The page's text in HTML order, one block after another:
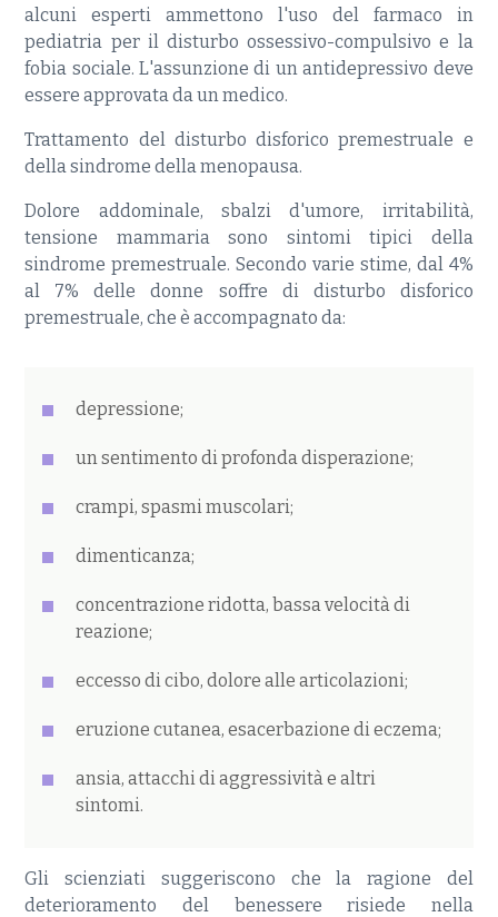
alcuni esperti ammettono l'uso del farmaco in
pediatria per il disturbo ossessivo-compulsivo e la
fobia sociale. L'assunzione di un antidepressivo deve
essere approvata da un medico.
Trattamento del disturbo disforico premestruale e
della sindrome della menopausa.
Dolore addominale, sbalzi d'umore, irritabilità,
tensione mammaria sono sintomi tipici della
sindrome premestruale. Secondo varie stime, dal 4%
al 7% delle donne soffre di disturbo disforico
premestruale, che è accompagnato da:
depressione;
un sentimento di profonda disperazione;
crampi, spasmi muscolari;
dimenticanza;
concentrazione ridotta, bassa velocità di
reazione;
eccesso di cibo, dolore alle articolazioni;
eruzione cutanea, esacerbazione di eczema;
ansia, attacchi di aggressività e altri
sintomi.
Gli scienziati suggeriscono che la ragione del
deterioramento del benessere risiede nella